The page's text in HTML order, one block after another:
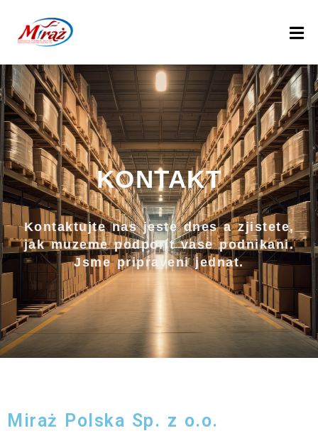
D
O
M
U
P
R
O
D
U
K
T
Y
O
N
A
E
KONTAKT
Kontaktujte nas jeste dnes a zjistete,
jak muzeme podporit vase podnikani.
Jsme pripraveni jednat.
Miraż Polska Sp. z o.o.